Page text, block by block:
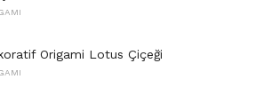
Origami Lotus Çiçeği